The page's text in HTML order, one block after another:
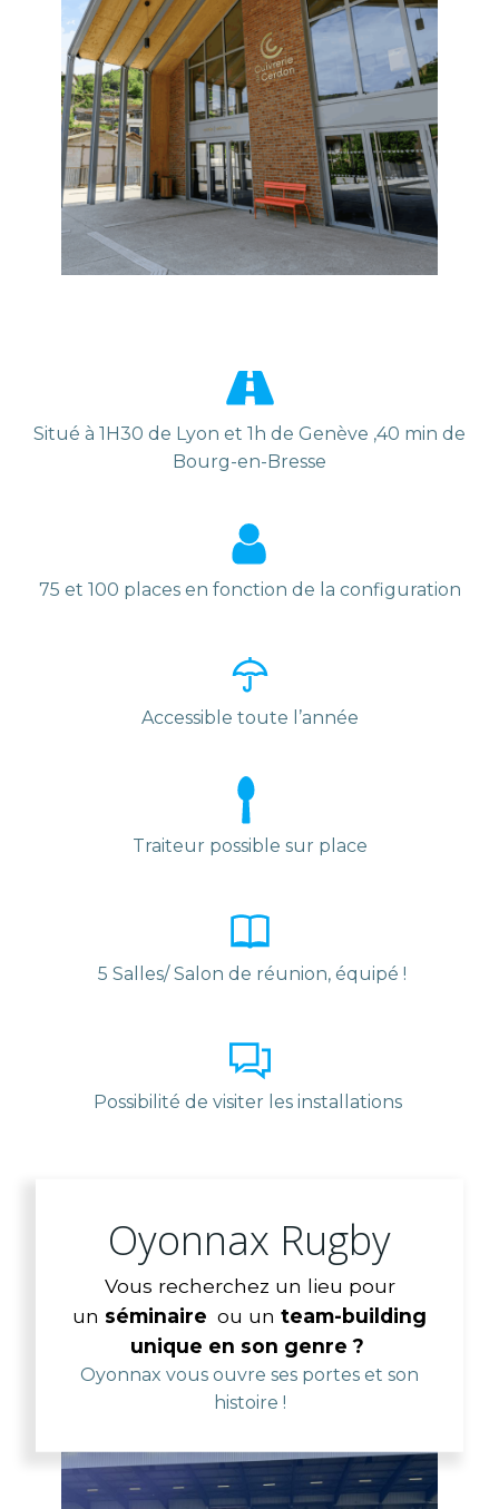
Situé à 1H30 de Lyon et 1h de Genève ,40 min de
Bourg-en-Bresse
75 et 100 places en fonction de la configuration
Accessible toute l’année
Traiteur possible sur place
5 Salles/ Salon de réunion, équipé !
Possibilité de visiter les installations
Oyonnax Rugby
Vous recherchez un lieu pour
un séminaire ou un team-building
unique en son genre ?
Oyonnax vous ouvre ses portes et son
histoire !